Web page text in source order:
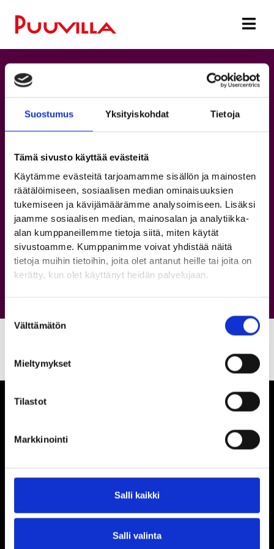
Suostumus Yksityiskohdat Tietoja
Tämä sivusto käyttää evästeitä
Käytämme evästeitä tarjoamamme sisällön ja mainosten
räätälöimiseen, sosiaalisen median ominaisuuksien
tukemiseen ja kävijämäärämme analysoimiseen. Lisäksi
jaamme sosiaalisen median, mainosalan ja analytiikka-
alan kumppaneillemme tietoja siitä, miten käytät
sivustoamme. Kumppanimme voivat yhdistää näitä
tietoja muihin tietoihin, joita olet antanut heille tai joita on
kerätty, kun olet käyttänyt heidän palvelujaan.
valinta
Välttämätön
Mieltymykset
Tilastot
Markkinointi
Salli kaikki
Salli valinta
Puuvillan kartat
Siltapuistokatu 14